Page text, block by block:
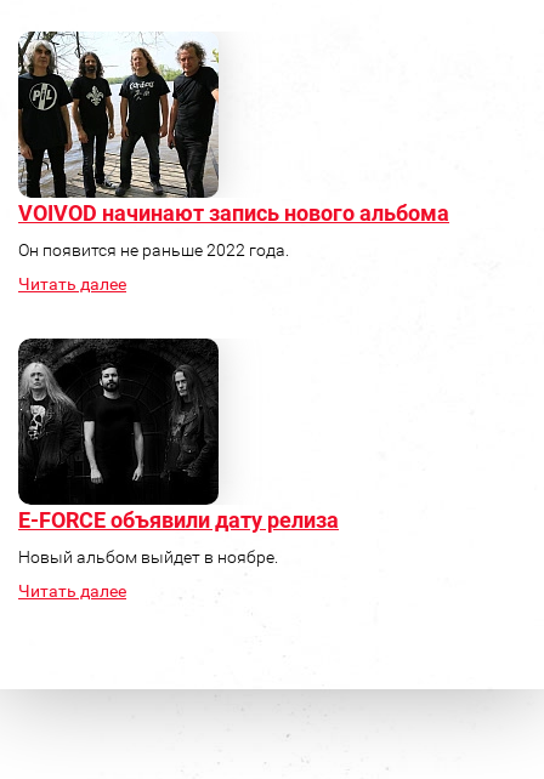
VOIVOD начинают запись нового альбома
Он появится не раньше 2022 года.
Читать далее
E-FORCE объявили дату релиза
Новый альбом выйдет в ноябре.
Читать далее